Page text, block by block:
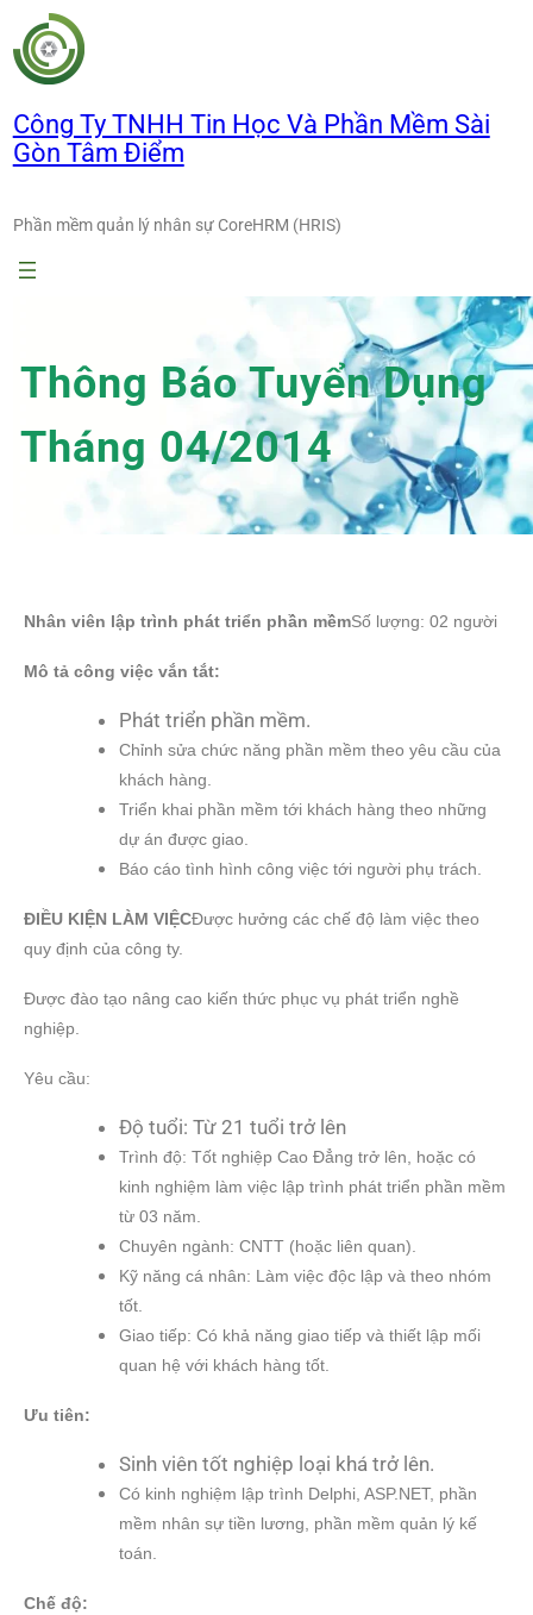
Chuyển
đến
phần
dung
Công Ty TNHH Tin Học Và Phần Mềm Sài
Gòn Tâm Điểm
Phần mềm quản lý nhân sự CoreHRM (HRIS)
Thông Báo Tuyển Dụng
Tháng 04/2014
Nhân viên lập trình phát triển phần mềmSố lượng: 02 người
Mô tả công việc vắn tắt:
Phát triển phần mềm.
Chỉnh sửa chức năng phần mềm theo yêu cầu của
khách hàng.
Triển khai phần mềm tới khách hàng theo những
dự án được giao.
Báo cáo tình hình công việc tới người phụ trách.
ĐIỀU KIỆN LÀM VIỆCĐược hưởng các chế độ làm việc theo
quy định của công ty.
Được đào tạo nâng cao kiến thức phục vụ phát triển nghề
nghiệp.
Yêu cầu:
Độ tuổi: Từ 21 tuổi trở lên
Trình độ: Tốt nghiệp Cao Đẳng trở lên, hoặc có
kinh nghiệm làm việc lập trình phát triển phần mềm
từ 03 năm.
Chuyên ngành: CNTT (hoặc liên quan).
Kỹ năng cá nhân: Làm việc độc lập và theo nhóm
tốt.
Giao tiếp: Có khả năng giao tiếp và thiết lập mối
quan hệ với khách hàng tốt.
Ưu tiên:
Sinh viên tốt nghiệp loại khá trở lên.
Có kinh nghiệm lập trình Delphi, ASP.NET, phần
mềm nhân sự tiền lương, phần mềm quản lý kế
toán.
Chế độ: